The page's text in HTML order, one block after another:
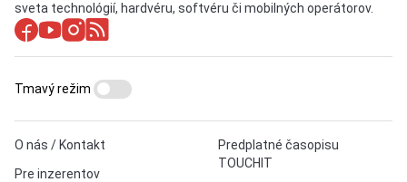
sveta technológií, hardvéru, softvéru či mobilných operátorov.
O nás / Kontakt
Pre inzerentov
Predplatné časopisu
TOUCHIT
Tmavý režim